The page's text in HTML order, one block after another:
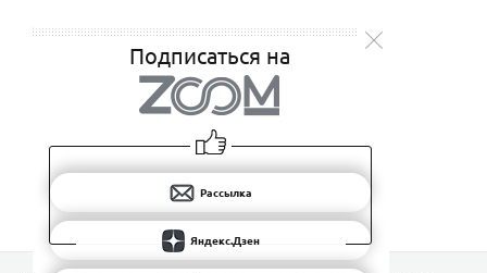
Подписаться на
Рассылка
Яндекс.Дзен